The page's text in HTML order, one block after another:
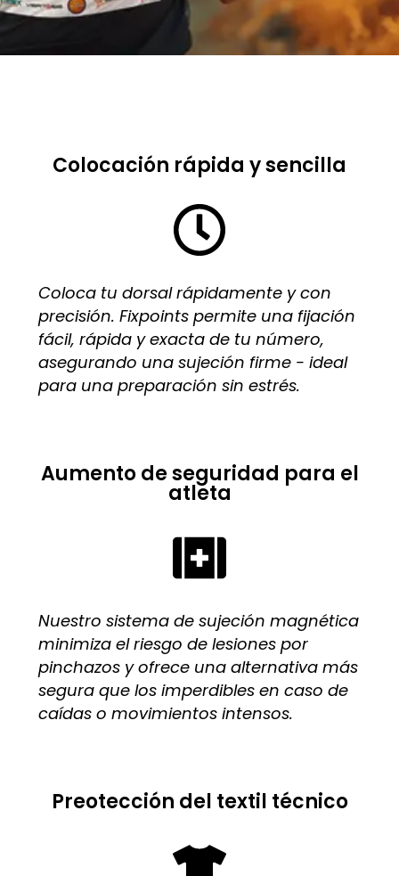
Colocación rápida y sencilla
Coloca tu dorsal rápidamente y con
precisión. Fixpoints permite una fijación
fácil, rápida y exacta de tu número,
asegurando una sujeción firme - ideal
para una preparación sin estrés.
Aumento de seguridad para el
atleta
Nuestro sistema de sujeción magnética
minimiza el riesgo de lesiones por
pinchazos y ofrece una alternativa más
segura que los imperdibles en caso de
caídas o movimientos intensos.
Preotección del textil técnico